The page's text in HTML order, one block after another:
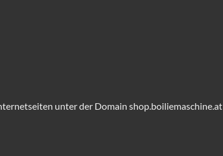
unter der Domain shop.boiliemaschine.at